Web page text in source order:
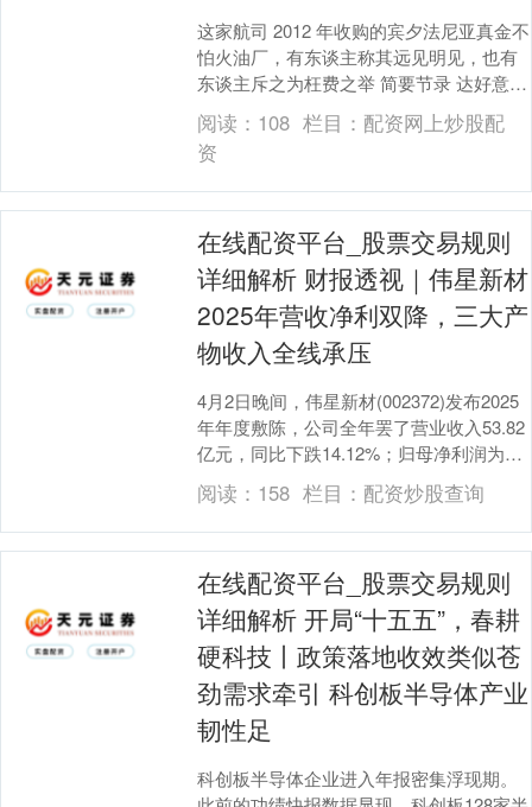
这家航司 2012 年收购的宾夕法尼亚真金不
怕火油厂，有东谈主称其远见明见，也有
东谈主斥之为枉费之举 简要节录 达好意思
航空位于宾夕法尼亚州的真金不怕火油
厂，将....
阅读： 108 栏目： 配资网上炒股配
资
在线配资平台_股票交易规则
详细解析 财报透视｜伟星新材
2025年营收净利双降，三大产
物收入全线承压
4月2日晚间，伟星新材(002372)发布2025
年年度敷陈，公司全年罢了营业收入53.82
亿元，同比下跌14.12%；归母净利润为
7.41亿元，同比下跌22.....
阅读： 158 栏目： 配资炒股查询
在线配资平台_股票交易规则
详细解析 开局“十五五”，春耕
硬科技丨政策落地收效类似苍
劲需求牵引 科创板半导体产业
韧性足
科创板半导体企业进入年报密集浮现期。